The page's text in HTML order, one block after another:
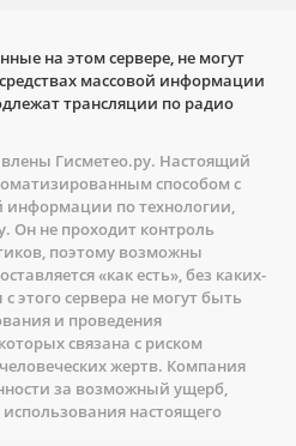
на этом сервере, не могут
массовой информации
трансляции по радио
Гисметео.ру. Настоящий
способом с
по технологии,
. Он не проходит контроль
поэтому возможны
«как есть», без каких-
этого сервера не могут быть
и проведения
связана с риском
жертв. Компания
за возможный ущерб,
настоящего